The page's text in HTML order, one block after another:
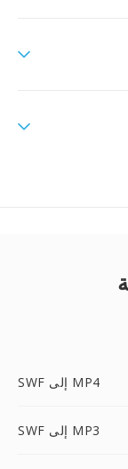
SWF إلى MP4
SWF إلى MP3